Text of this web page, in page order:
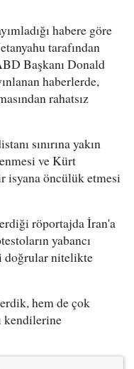
habere göre
tarafından
Başkanı Donald
haberlerde,
rahatsız
sınırına yakın
ve Kürt
isyana öncülük etmesi
röportajda İran'a
yabancı
doğrular nitelikte
hem de çok
kendilerine